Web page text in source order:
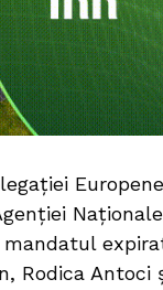
Rodica Antoci